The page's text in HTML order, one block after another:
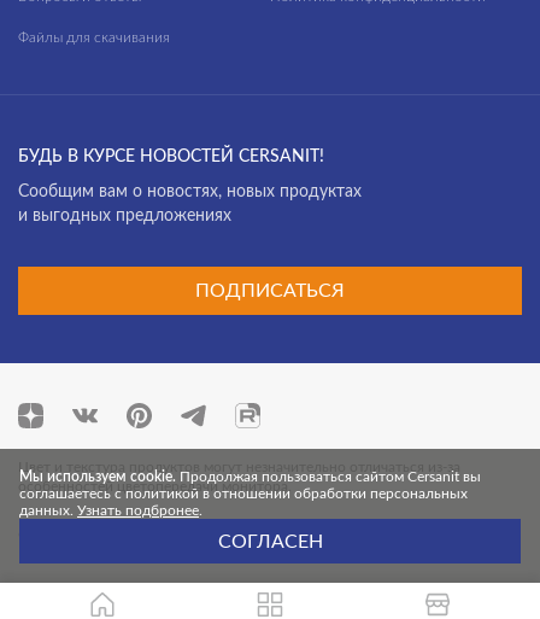
Файлы для скачивания
БУДЬ В КУРСЕ НОВОСТЕЙ CERSANIT!
Cообщим вам о новостях, новых продуктах
и выгодных предложениях
ПОДПИСАТЬСЯ
Цвет и текстура продуктов могут незначительно отличаться из-за
особенностей цветопередачи монитора.
© 2026 Cersanit. Все права защищены.
Мы используем cookie. Продолжая пользоваться сайтом Cersanit вы
соглашаетесь с политикой в отношении обработки персональных
данных. Узнать подбронее
СОГЛАСЕН